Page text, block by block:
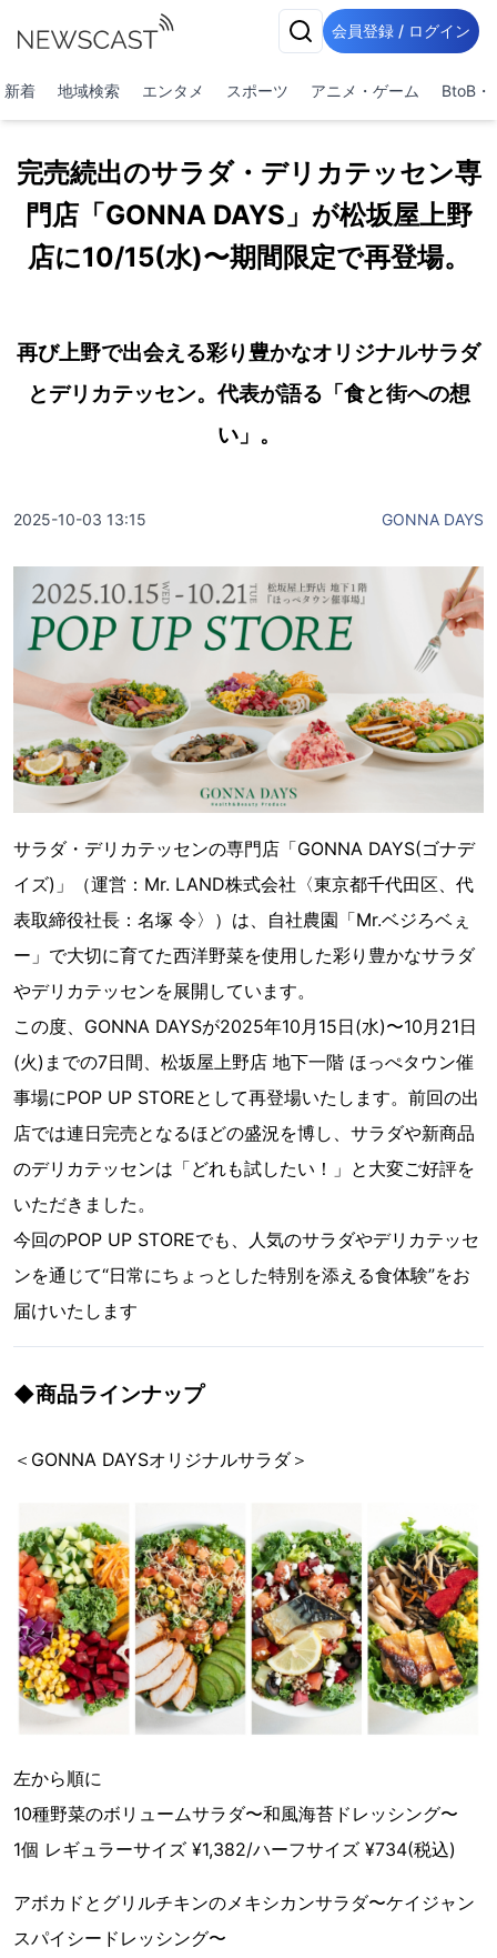
会員登録 / ログイン
新着 地域検索 エンタメ スポーツ アニメ・ゲーム BtoB・
完売続出のサラダ・デリカテッセン専
門店「GONNA DAYS」が松坂屋上野
店に10/15(水)〜期間限定で再登場。
再び上野で出会える彩り豊かなオリジナルサラダ
とデリカテッセン。代表が語る「食と街への想
い」。
2025-10-03 13:15 GONNA DAYS
サラダ・デリカテッセンの専門店「GONNA DAYS(ゴナデ
イズ)」（運営：Mr. LAND株式会社〈東京都千代田区、代
表取締役社長：名塚 令〉）は、自社農園「Mr.ベジろベぇ
ー」で大切に育てた西洋野菜を使用した彩り豊かなサラダ
やデリカテッセンを展開しています。
この度、GONNA DAYSが2025年10月15日(水)〜10月21日
(火)までの7日間、松坂屋上野店 地下一階 ほっぺタウン催
事場にPOP UP STOREとして再登場いたします。前回の出
店では連日完売となるほどの盛況を博し、サラダや新商品
のデリカテッセンは「どれも試したい！」と大変ご好評を
いただきました。
今回のPOP UP STOREでも、人気のサラダやデリカテッセ
ンを通じて“日常にちょっとした特別を添える食体験”をお
届けいたします
◆商品ラインナップ
＜GONNA DAYSオリジナルサラダ＞
左から順に
10種野菜のボリュームサラダ〜和風海苔ドレッシング〜
1個 レギュラーサイズ ¥1,382/ハーフサイズ ¥734(税込)
アボカドとグリルチキンのメキシカンサラダ〜ケイジャン
スパイシードレッシング〜